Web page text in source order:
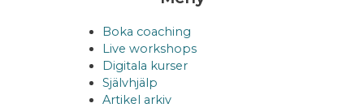
Boka coaching
Live workshops
Digitala kurser
Självhjälp
Artikel arkiv